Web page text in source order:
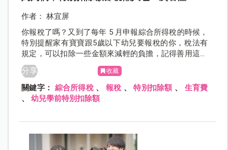
作者： 林宜屏
你報稅了嗎？又到了每年 5 月申報綜合所得稅的時候，
特別提醒家有寶寶跟5歲以下幼兒要報稅的你，稅法有
規定，可以扣除一些金額來減輕的負擔，記得善用這些
特別扣除額省稅又利己！
分享 收藏
關鍵字： 綜合所得稅 、 報稅 、特別扣除額、 生育費
、幼兒學前特別扣除額